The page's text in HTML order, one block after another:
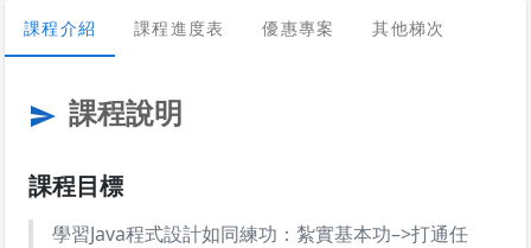
課程介紹 課程進度表 優惠專案 其他梯次
send 課程說明
課程目標
學習Java程式設計如同練功：紮實基本功–>打通任